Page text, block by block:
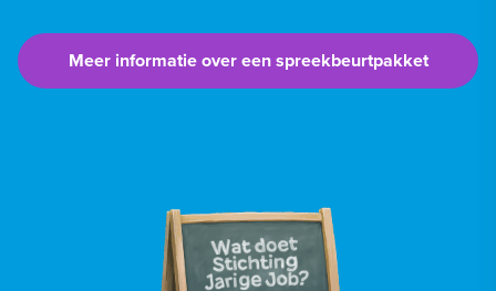
Meer informatie over een spreekbeurtpakket